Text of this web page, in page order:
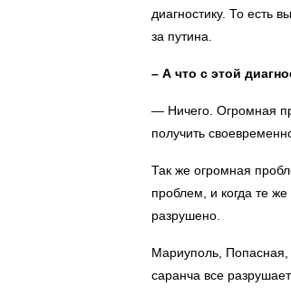
диагностику. То есть
за путина.
– А что с этой
— Ничего. Огромная
получить
Так же огромная
проблем, и когда те
разрушено.
Мариуполь, Попасная,
саранча все